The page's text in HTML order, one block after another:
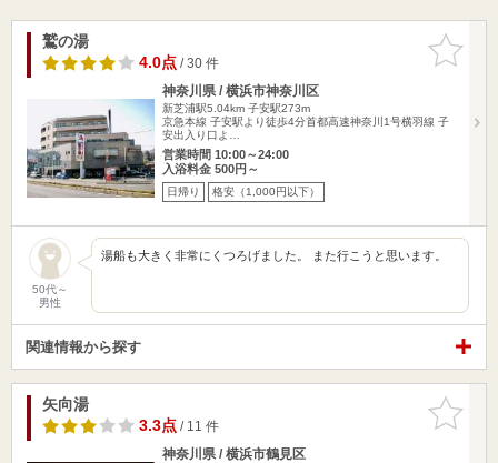
お気に入
りに追加
鷲の湯
4.0点/ 30 件
神奈川県 / 横浜市神奈川区
新芝浦駅5.04km 子安駅273m
京急本線 子安駅より徒歩4分首都高速神奈川1号横羽線 子
安出入り口よ…
営業時間 10:00～24:00
入浴料金 500円～
日帰り 格安（1,000円以下）
50代～
男性
湯船も大きく非常にくつろげました。 また行こうと思います。
関連情報から探す
お気に入
りに追加
矢向湯
3.3点/ 11 件
神奈川県 / 横浜市鶴見区